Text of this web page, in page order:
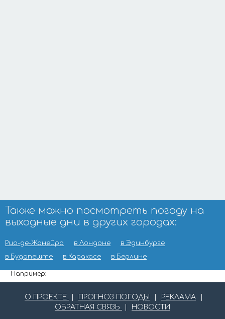
Также можно посмотреть погоду на
выходные дни в других городах:
Рио-де-Жанейро в Лондоне
в Эдинбурге
в Будапеште
в Каракасе в Берлине
Например:
О ПРОЕКТЕ ПРОГНОЗ ПОГОДЫ РЕКЛАМА
ОБРАТНАЯ СВЯЗЬ
НОВОСТИ